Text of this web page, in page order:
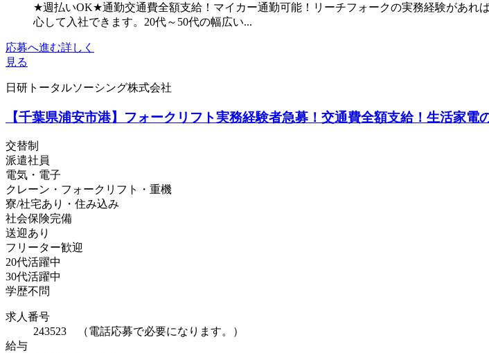
★週払いOK★通勤交通費全額支給！マイカー通勤可能！リーチフォークの実務経験があれ
心して入社できます。20代～50代の幅広い...
応募へ進む詳しく
見る
日研トータルソーシング株式会社
【千葉県浦安市港】フォークリフト実務経験者急募！交通費全額支給！生活家電
交替制
派遣社員
電気・電子
クレーン・フォークリフト・重機
寮/社宅あり・住み込み
社会保険完備
送迎あり
フリーター歓迎
20代活躍中
30代活躍中
学歴不問
求人番号
243523 （電話応募で必要になります。）
給与